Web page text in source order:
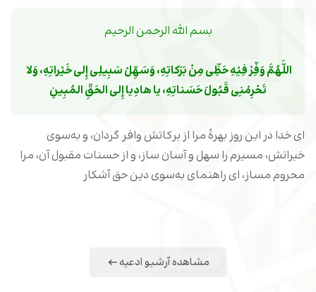
بسم الله الرحمن الرحیم
تَحْرِمْنِی قَبُولَ حَسَناتِهِ، یا هادِیا إِلى الحَقِّ المُبِینِ
ای خدا در این روز بهرۀ مرا از برکاتش وافر گردان، و به‌سوی
خیراتش، مسیرم را سهل و آسان‌ ساز، و از حسنات مقبول آن، مرا
محروم مساز، ‌ای راهنمای به‌سوی دین حق آشکار
مشاهده آرشیو ادعیه